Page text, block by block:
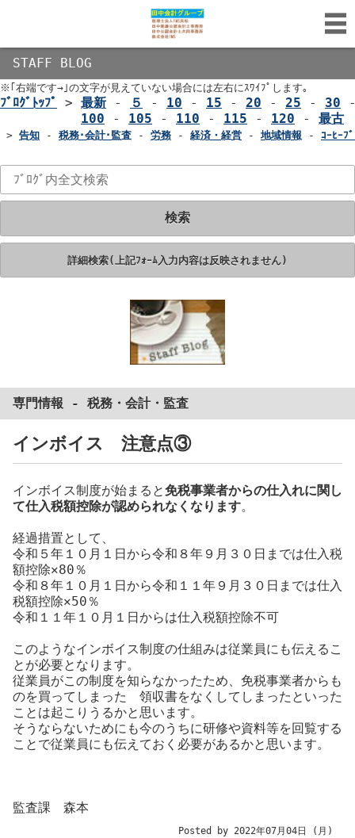
STAFF BLOG
※｢右端です→｣の文字が見えていない場合には左右にｽﾜｲﾌﾟします｡
ﾌﾞﾛｸﾞﾄｯﾌﾟ > 最新 - ５ - 10 - 15 - 20 - 25 - 30
100 - 105 - 110 - 115 - 120 - 最古
> 告知 - 税務･会計･監査 - 労務 - 経済・経営 - 地域情報 - ｺｰﾋｰﾌ
検索
詳細検索(上記ﾌｫｰﾑ入力内容は反映されません)
専門情報 - 税務 ・ 会計・ 監査
インボイス 注意点③
インボイス制度が始まると免税事業者からの仕入れに関し
て仕入税額控除が認められなくなります。
経過措置として、
令和５年１０月１日から令和８年９月３０日までは仕入税
額控除✕80％
令和８年１０月１日から令和１１年９月３０日までは仕入
税額控除✕50％
令和１１年１０月１日からは仕入税額控除不可
このようなインボイス制度の仕組みは従業員にも伝えるこ
とが必要となります。
従業員がこの制度を知らなかったため、免税事業者からも
のを買ってしまった 領収書をなくしてしまったといった
ことは起こりうるかと思います。
そうならないためにも今のうちに研修や資料等を回覧する
ことで従業員にも伝えておく必要があるかと思います。
監査課 森本
Posted by 2022年07月04日 (月)